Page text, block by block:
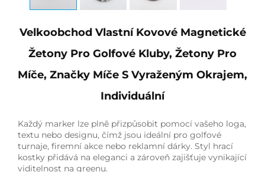
Velkoobchod Vlastní Kovové Magnetické
Žetony Pro Golfové Kluby, Žetony Pro
Míče, Značky Míče S Vyraženým Okrajem,
Individuální
Každý marker lze plně přizpůsobit pomocí vašeho loga,
textu nebo designu, čímž jsou ideální pro golfové
turnaje, firemní akce nebo reklamní dárky. Styl hrací
kostky přidává na eleganci a zároveň zajišťuje vynikající
viditelnost na greenu.